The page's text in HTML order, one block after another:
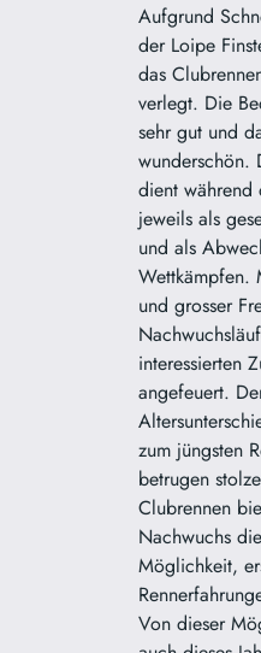
Aufgrund
der Loipe
das
verlegt. Die
sehr gut und
wunderschön.
dient während
jeweils als
und als
Wettkämpfen.
und grosser
interessierten
angefeuert.
zum jüngsten
betrugen
Clubrennen
Nachwuchs
Möglichkeit,
Von dieser